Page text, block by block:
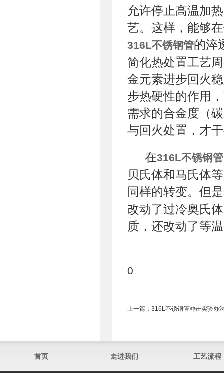
允许停止高温加
艺。这样，能够
316L不锈钢管的淬
简化热处置工艺
金元素进步回火
步热硬性的作用
需求的合金度（
与回火处置，才
在316L不锈钢管
贝氏体和马氏体
同样的转变。但是
改动了过冷奥氏
质，还改动了等
0
上一篇： 316L不锈钢管冲击实验办
首页 走进我们 工艺流程